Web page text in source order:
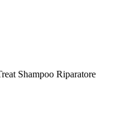
Shampoo Riparatore